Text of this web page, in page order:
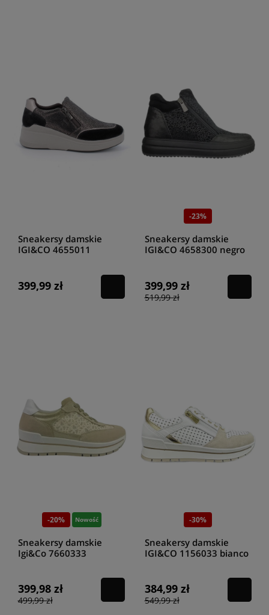
Sneakersy damskie
IGI&CO 4655011
399,99 zł
-23%
Sneakersy damskie
IGI&CO 4658300 negro
399,99 zł
519,99 zł
-20% Nowość
Sneakersy damskie
Igi&Co 7660333
399,98 zł
499,99 zł
-30%
Sneakersy damskie
IGI&CO 1156033 bianco
384,99 zł
549,99 zł